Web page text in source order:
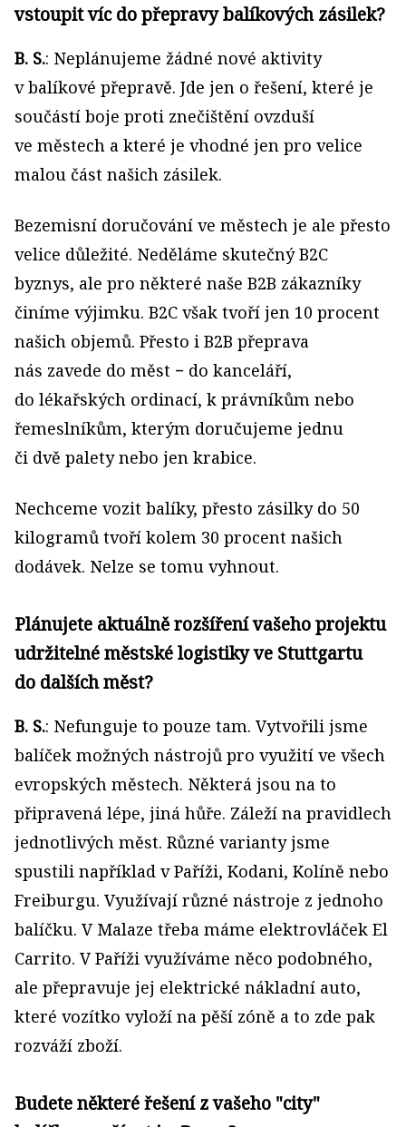
vstoupit víc do přepravy balíkových zásilek?
B. S.: Neplánujeme žádné nové aktivity
v balíkové přepravě. Jde jen o řešení, které je
součástí boje proti znečištění ovzduší
ve městech a které je vhodné jen pro velice
malou část našich zásilek.
Bezemisní doručování ve městech je ale přesto
velice důležité. Neděláme skutečný B2C
byznys, ale pro některé naše B2B zákazníky
činíme výjimku. B2C však tvoří jen 10 procent
našich objemů. Přesto i B2B přeprava
nás zavede do měst − do kanceláří,
do lékařských ordinací, k právníkům nebo
řemeslníkům, kterým doručujeme jednu
či dvě palety nebo jen krabice.
Nechceme vozit balíky, přesto zásilky do 50
kilogramů tvoří kolem 30 procent našich
dodávek. Nelze se tomu vyhnout.
Plánujete aktuálně rozšíření vašeho projektu
udržitelné městské logistiky ve Stuttgartu
do dalších měst?
B. S.: Nefunguje to pouze tam. Vytvořili jsme
balíček možných nástrojů pro využití ve všech
evropských městech. Některá jsou na to
připravená lépe, jiná hůře. Záleží na pravidlech
jednotlivých měst. Různé varianty jsme
spustili například v Paříži, Kodani, Kolíně nebo
Freiburgu. Využívají různé nástroje z jednoho
balíčku. V Malaze třeba máme elektrovláček El
Carrito. V Paříži využíváme něco podobného,
ale přepravuje jej elektrické nákladní auto,
které vozítko vyloží na pěší zóně a to zde pak
rozváží zboží.
Budete některé řešení z vašeho "city"